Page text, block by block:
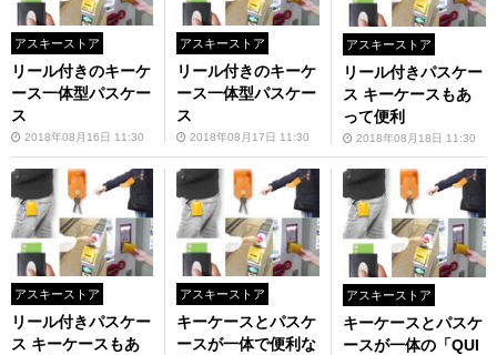
アスキーストア
リール付きのキーケ
ース一体型パスケー
ス
2018年08月16日 11:30
アスキーストア
リール付きのキーケ
ース一体型パスケー
ス
2018年08月17日 11:30
アスキーストア
リール付きパスケー
ス キーケースもあ
って便利
2018年08月18日 11:30
アスキーストア
リール付きパスケー
ス キーケースもあ
アスキーストア
キーケースとパスケ
ースが一体で便利な
アスキーストア
キーケースとパスケ
ースが一体の「QUI